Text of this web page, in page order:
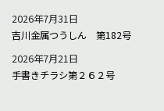
吉川金属つうしん 第182号
2026年7月31日
手書きチラシ第２６２号
2026年7月21日